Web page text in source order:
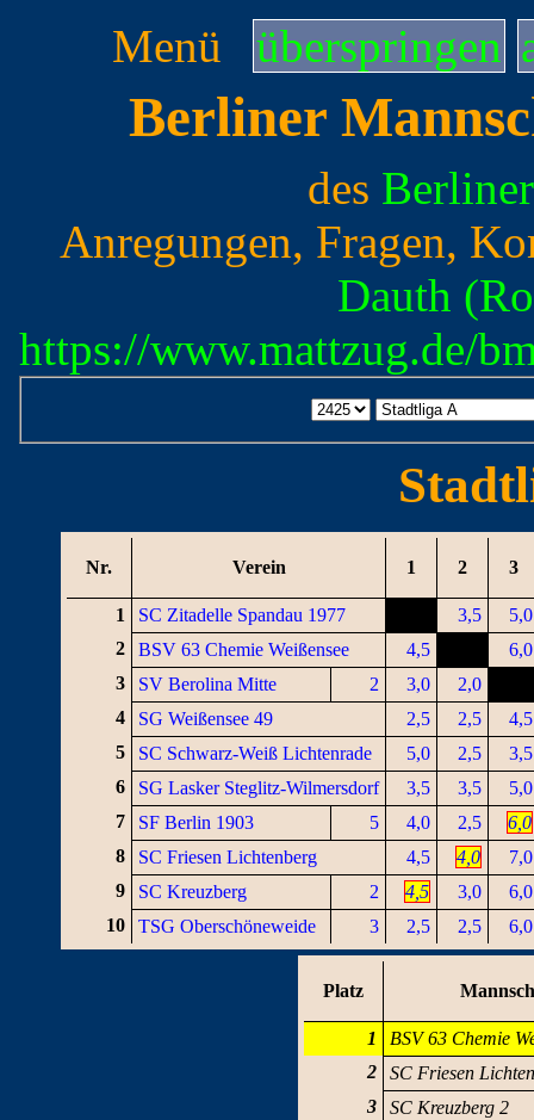
Menü überspringen
Berliner
des
Anregungen, Fragen,
Dauth
https://www.mattzug.de/
Nr. Verein 1 2 3
1 SC Zitadelle Spandau 1977 3,5
5,0
2
BSV 63 Chemie Weißensee 4,5
6,0
3
SV Berolina Mitte 2 3,0
2,0
4
SG Weißensee 49 2,5 2,5
4,5
5
SC Schwarz-Weiß Lichtenrade 5,0 2,5
3,5
6
SG Lasker Steglitz-Wilmersdorf 3,5 3,5
5,0
7
SF Berlin 1903 5 4,0 2,5
6,0
8
SC Friesen Lichtenberg 4,5 4,0
7,0
9
SC Kreuzberg 2 4,5 3,0
6,0
10
TSG Oberschöneweide 3 2,5 2,5 6,0
Platz
1
BSV 63 Chemie
2
SC Friesen
3
SC Kreuzberg 2